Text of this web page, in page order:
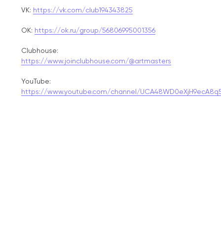
VK: https://vk.com/club194343825
OK: https://ok.ru/group/56806995001356
Clubhouse:
https://www.joinclubhouse.com/@artmasters
YouTube:
https://www.youtube.com/channel/